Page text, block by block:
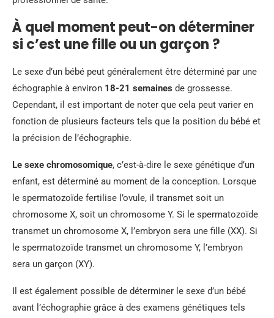
À quel moment peut-on déterminer
si c’est une fille ou un garçon ?
Le sexe d’un bébé peut généralement être déterminé par une
échographie à environ 18-21 semaines de grossesse.
Cependant, il est important de noter que cela peut varier en
fonction de plusieurs facteurs tels que la position du bébé et
la précision de l’échographie.
Le sexe chromosomique, c’est-à-dire le sexe génétique d’un
enfant, est déterminé au moment de la conception. Lorsque
le spermatozoïde fertilise l’ovule, il transmet soit un
chromosome X, soit un chromosome Y. Si le spermatozoïde
transmet un chromosome X, l’embryon sera une fille (XX). Si
le spermatozoïde transmet un chromosome Y, l’embryon
sera un garçon (XY).
Il est également possible de déterminer le sexe d’un bébé
avant l’échographie grâce à des examens génétiques tels